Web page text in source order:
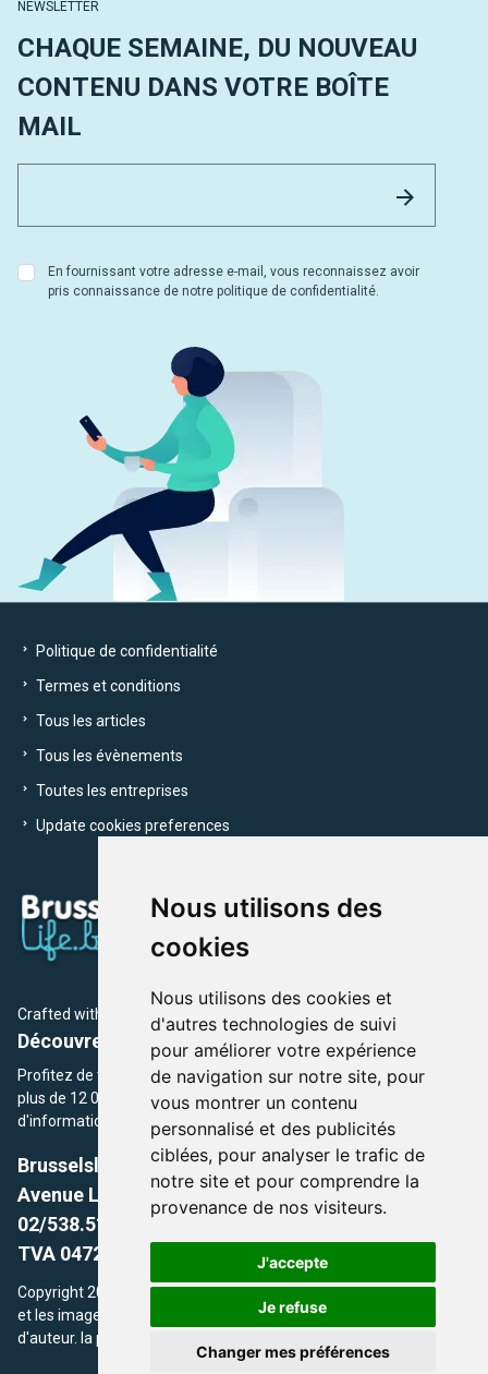
Nous utilisons des
cookies
Nous utilisons des cookies et
d'autres technologies de suivi
pour améliorer votre expérience
de navigation sur notre site, pour
vous montrer un contenu
personnalisé et des publicités
ciblées, pour analyser le trafic de
notre site et pour comprendre la
provenance de nos visiteurs.
J'accepte
Je refuse
Changer mes préférences
NEWSLETTER
CHAQUE SEMAINE, DU NOUVEAU
CONTENU DANS VOTRE BOÎTE
MAIL
En fournissant votre adresse e-mail, vous reconnaissez avoir
pris connaissance de notre politique de confidentialité.
Politique de confidentialité
Termes et conditions
Tous les articles
Tous les évènements
Toutes les entreprises
Update cookies preferences
Crafted with by Brusselslife Team
Découvrez plus de 12 000 adresses et événements
Profitez de toutes les sections de BrusselsLife.be et découvrez
plus de 12 000 adresses et un grand choix d'événements,
d'informations et de conseils et astuces de notre écriture.
Brusselslife.be
Avenue Louise, 500 -1050 Ixelles, Brussels,
02/538.51.49.
TVA 0472.281.221
Copyright 2026 © Brusselslife.be Tous droits réservés. Le contenu
et les images utilisés sur ce site sont protégés par le droit
d'auteur. la propriétaires respectifs.